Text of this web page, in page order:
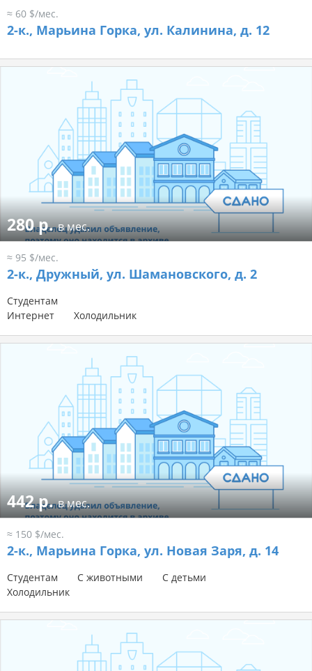
≈ 60 $/мес.
2-к., Марьина Горка, ул. Калинина, д. 12
280 р.в мес.
≈ 95 $/мес.
2-к., Дружный, ул. Шамановского, д. 2
Студентам
Интернет
Холодильник
442 р.в мес.
≈ 150 $/мес.
2-к., Марьина Горка, ул. Новая Заря, д. 14
Студентам С животными
С детьми
Холодильник